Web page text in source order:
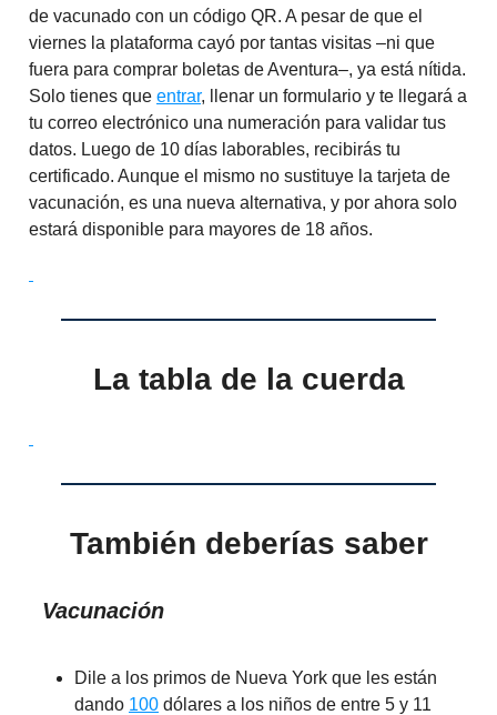
de vacunado con un código QR. A pesar de que el
viernes la plataforma cayó por tantas visitas –ni que
fuera para comprar boletas de Aventura–, ya está nítida.
Solo tienes que entrar, llenar un formulario y te llegará a
tu correo electrónico una numeración para validar tus
datos. Luego de 10 días laborables, recibirás tu
certificado. Aunque el mismo no sustituye la tarjeta de
vacunación, es una nueva alternativa, y por ahora solo
estará disponible para mayores de 18 años.
La tabla de la cuerda
También deberías saber
Vacunación
Dile a los primos de Nueva York que les están
dando 100 dólares a los niños de entre 5 y 11